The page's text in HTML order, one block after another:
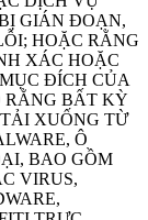
GIÁN ĐOẠN,
HOẶC RẰNG
XÁC HOẶC
ĐÍCH CỦA
RẰNG BẤT KỲ
XUỐNG TỪ
Ô
BAO GỒM
VIRUS,